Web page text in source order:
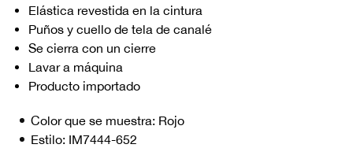
Elástica revestida en la cintura
Puños y cuello de tela de canalé
Se cierra con un cierre
Lavar a máquina
Producto importado
Color que se muestra: Rojo
Estilo: IM7444-652